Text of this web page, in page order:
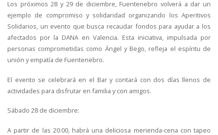
Los próximos 28 y 29 de diciembre, Fuentenebro volverá a dar un
ejemplo de compromiso y solidaridad organizando los Aperitivos
Solidarios, un evento que busca recaudar fondos para ayudar a los
afectados por la DANA en Valencia. Esta iniciativa, impulsada por
personas comprometidas como Ángel y Bego, refleja el espíritu de
unión y empatía de Fuentenebro.
El evento se celebrará en el Bar y contará con dos días llenos de
actividades para disfrutar en familia y con amigos.
Sábado 28 de diciembre:
A partir de las 20:00, habrá una deliciosa merienda-cena con tapeo